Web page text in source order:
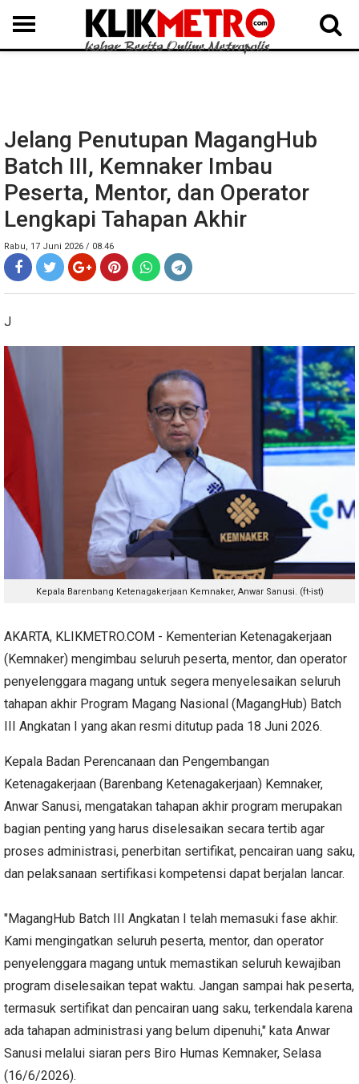
MEDAN LANGKAT DAIRI SAMOSIR TAPUT BATUBARA DELISERDANG
Jelang Penutupan MagangHub
Batch III, Kemnaker Imbau
Peserta, Mentor, dan Operator
Lengkapi Tahapan Akhir
Rabu, 17 Juni 2026 / 08.46
J
Kepala Barenbang Ketenagakerjaan Kemnaker, Anwar Sanusi. (ft-ist)
AKARTA, KLIKMETRO.COM - Kementerian Ketenagakerjaan
(Kemnaker) mengimbau seluruh peserta, mentor, dan operator
penyelenggara magang untuk segera menyelesaikan seluruh
tahapan akhir Program Magang Nasional (MagangHub) Batch
III Angkatan I yang akan resmi ditutup pada 18 Juni 2026.
Kepala Badan Perencanaan dan Pengembangan
Ketenagakerjaan (Barenbang Ketenagakerjaan) Kemnaker,
Anwar Sanusi, mengatakan tahapan akhir program merupakan
bagian penting yang harus diselesaikan secara tertib agar
proses administrasi, penerbitan sertifikat, pencairan uang saku,
dan pelaksanaan sertifikasi kompetensi dapat berjalan lancar.
"MagangHub Batch III Angkatan I telah memasuki fase akhir.
Kami mengingatkan seluruh peserta, mentor, dan operator
penyelenggara magang untuk memastikan seluruh kewajiban
program diselesaikan tepat waktu. Jangan sampai hak peserta,
termasuk sertifikat dan pencairan uang saku, terkendala karena
ada tahapan administrasi yang belum dipenuhi," kata Anwar
Sanusi melalui siaran pers Biro Humas Kemnaker, Selasa
(16/6/2026).